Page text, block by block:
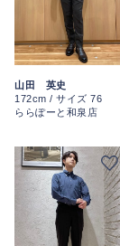
山田 英史
172cm / サイズ 76
ららぽーと和泉店